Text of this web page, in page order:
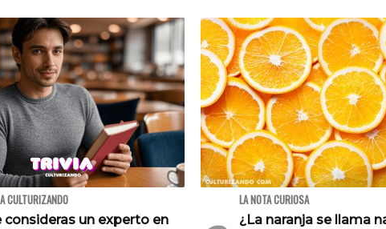
CULTURIZANDO
consideras un experto en
LA NOTA CURIOSA
¿La naranja se llama